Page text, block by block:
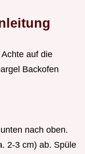
auf die
Backofen
nach oben.
2-3 cm) ab. Spüle